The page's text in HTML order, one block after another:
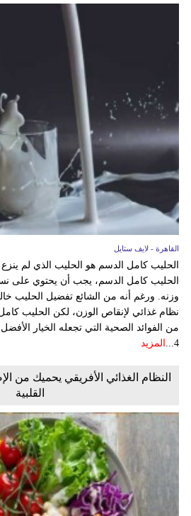
القاهرة - لايف ستايل
الحليب كامل الدسم هو الحليب الذي لم ينزع
وزنه. ورغم أنه من الشائع تفضيل الحليب
نظام غذائي لإنقاص الوزن، لكن الحليب
4...
المزيد
النظام الغذائي الأفريقي يحميك من
القلبية